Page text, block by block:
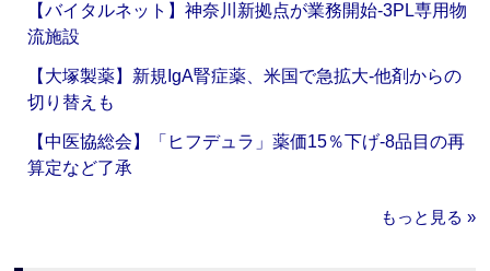
【バイタルネット】神奈川新拠点が業務開始‐3PL専用物
流施設
【大塚製薬】新規IgA腎症薬、米国で急拡大‐他剤からの
切り替えも
【中医協総会】「ヒフデュラ」薬価15％下げ‐8品目の再
算定など了承
もっと見る »